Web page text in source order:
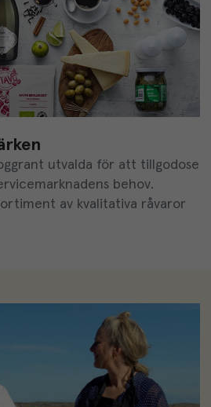
utvalda för att tillgodose
behov.
av kvalitativa råvaror